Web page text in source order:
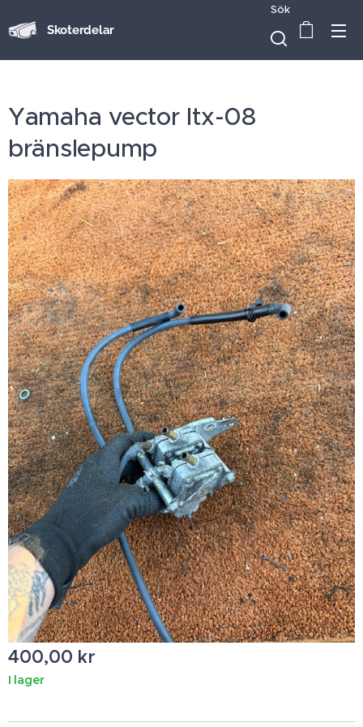
Skoterdelar
Sök
Yamaha vector ltx-08
bränslepump
400,00 kr
I lager